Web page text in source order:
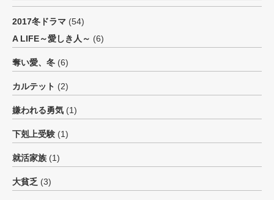
2017冬ドラマ (54)
A LIFE～愛しき人～ (6)
奪い愛、冬 (6)
カルテット (2)
嫌われる勇気 (1)
下剋上受験 (1)
就活家族 (1)
大貧乏 (3)